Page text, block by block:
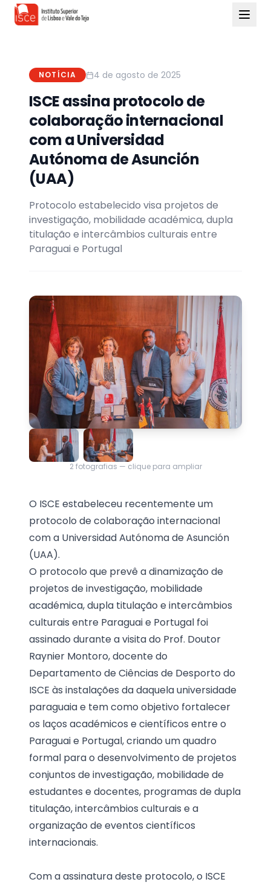
NOTÍCIA 4 de agosto de 2025
ISCE assina protocolo de
colaboração internacional
com a Universidad
Autónoma de Asunción
(UAA)
Protocolo estabelecido visa projetos de
investigação, mobilidade académica, dupla
titulação e intercâmbios culturais entre
Paraguai e Portugal
2 fotografias — clique para ampliar
O ISCE estabeleceu recentemente um
protocolo de colaboração internacional
com a Universidad Autónoma de Asunción
(UAA).
O protocolo que prevê a dinamização de
projetos de investigação, mobilidade
académica, dupla titulação e intercâmbios
culturais entre Paraguai e Portugal foi
assinado durante a visita do Prof. Doutor
Raynier Montoro, docente do
Departamento de Ciências de Desporto do
ISCE às instalações da daquela universidade
paraguaia e tem como objetivo fortalecer
os laços académicos e científicos entre o
Paraguai e Portugal, criando um quadro
formal para o desenvolvimento de projetos
conjuntos de investigação, mobilidade de
estudantes e docentes, programas de dupla
titulação, intercâmbios culturais e a
organização de eventos científicos
internacionais.
Com a assinatura deste protocolo, o ISCE